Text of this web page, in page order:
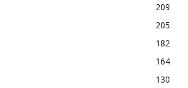
209
205
182
164
130